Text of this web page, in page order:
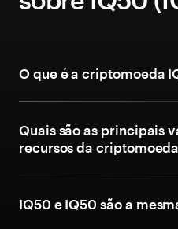
O que é a criptomoeda
Quais são as principais
recursos da
IQ50 e IQ50 são a